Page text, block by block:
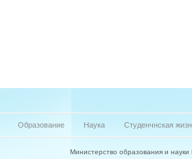
Образование Наука Студенчнская
Министерство образования и